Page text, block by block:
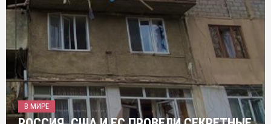
В МИРЕ